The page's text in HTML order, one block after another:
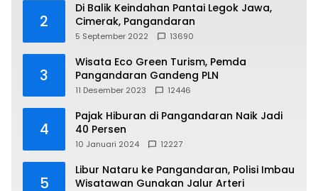
2
Di Balik Keindahan Pantai Legok Jawa,
Cimerak, Pangandaran
5 September 2022 13690
3
Wisata Eco Green Turism, Pemda
Pangandaran Gandeng PLN
11 Desember 2023 12446
4
Pajak Hiburan di Pangandaran Naik Jadi
40 Persen
10 Januari 2024 12227
5
Libur Nataru ke Pangandaran, Polisi Imbau
Wisatawan Gunakan Jalur Arteri